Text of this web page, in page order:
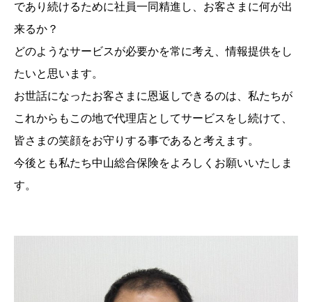
であり続けるために社員一同精進し、お客さまに何が出
来るか？
どのようなサービスが必要かを常に考え、情報提供をし
たいと思います。
お世話になったお客さまに恩返しできるのは、私たちが
これからもこの地で代理店としてサービスをし続けて、
皆さまの笑顔をお守りする事であると考えます。
今後とも私たち中山総合保険をよろしくお願いいたしま
す。